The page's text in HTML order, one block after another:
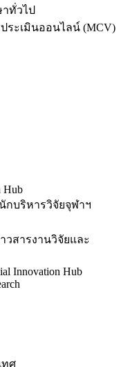
ทั่วไป
ระเมินออนไลน์ (MCV)
Hub
กบริหารวิจัยจุฬาฯ
วสารงานวิจัยและ
Innovation Hub
ทศ